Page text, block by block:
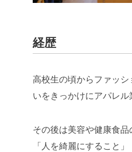
経歴
高校生の頃からファッ
いをきっかけにアパレル
その後は美容や健康食品
「人を綺麗にすること